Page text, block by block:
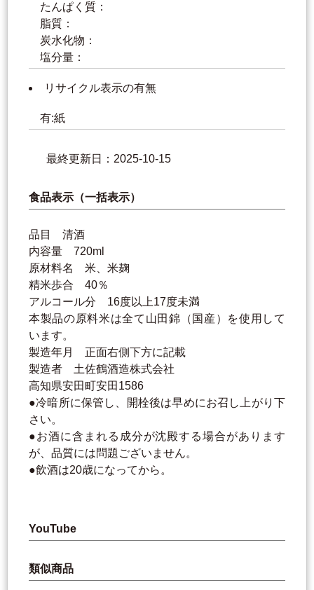
たんぱく質：
脂質：
炭水化物：
塩分量：
リサイクル表示の有無
有:紙
最終更新日：2025-10-15
食品表示（一括表示）
品目 清酒
内容量 720ml
原材料名 米、米麹
精米歩合 40％
アルコール分 16度以上17度未満
本製品の原料米は全て山田錦（国産）を使用して
います。
製造年月 正面右側下方に記載
製造者 土佐鶴酒造株式会社
高知県安田町安田1586
●冷暗所に保管し、開栓後は早めにお召し上がり下
さい。
●お酒に含まれる成分が沈殿する場合があります
が、品質には問題ございません。
●飲酒は20歳になってから。
YouTube
類似商品